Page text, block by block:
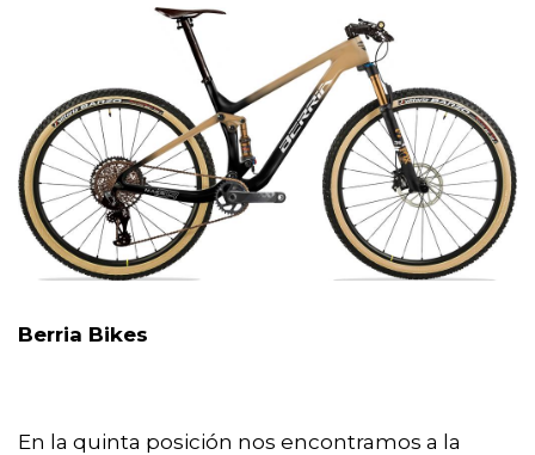
Berria Bikes
En la quinta posición nos encontramos a la